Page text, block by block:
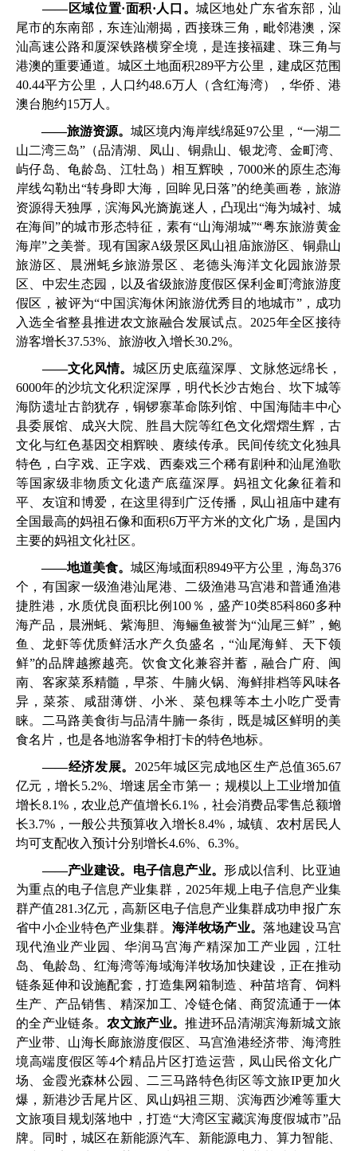
——区域位置·面积·人口。城区地处广东省东部，汕
尾市的东南部，东连汕潮揭，西接珠三角，毗邻港澳，深
汕高速公路和厦深铁路横穿全境，是连接福建、珠三角与
港澳的重要通道。城区土地面积289平方公里，建成区范围
40.44平方公里，人口约48.6万人（含红海湾），华侨、港
澳台胞约15万人。
——旅游资源。城区境内海岸线绵延97公里，“一湖二
山二湾三岛”（品清湖、凤山、铜鼎山、银龙湾、金町湾、
屿仔岛、龟龄岛、江牡岛）相互辉映，7000米的原生态海
岸线勾勒出“转身即大海，回眸见日落”的绝美画卷，旅游
资源得天独厚，滨海风光旖旎迷人，凸现出“海为城衬、城
在海间”的城市形态特征，素有“山海湖城”“粤东旅游黄金
海岸”之美誉。现有国家A级景区凤山祖庙旅游区、铜鼎山
旅游区、晨洲蚝乡旅游景区、老德头海洋文化园旅游景
区、中宏生态园，以及省级旅游度假区保利金町湾旅游度
假区，被评为“中国滨海休闲旅游优秀目的地城市”，成功
入选全省整县推进农文旅融合发展试点。2025年全区接待
游客增长37.53%、旅游收入增长30.2%。
——文化风情。 城区历史底蕴深厚、文脉悠远绵长，
6000年的沙坑文化积淀深厚，明代长沙古炮台、坎下城等
海防遗址古韵犹存，铜锣寨革命陈列馆、中国海陆丰中心
县委展馆、成兴大院、胜昌大院等红色文化熠熠生辉，古
文化与红色基因交相辉映、赓续传承。民间传统文化独具
特色，白字戏、正字戏、西秦戏三个稀有剧种和汕尾渔歌
等国家级非物质文化遗产底蕴深厚。妈祖文化象征着和
平、友谊和博爱，在这里得到广泛传播，凤山祖庙中建有
全国最高的妈祖石像和面积6万平方米的文化广场，是国内
主要的妈祖文化社区。
——地道美食。 城区海域面积8949平方公里，海岛376
个，有国家一级渔港汕尾港、二级渔港马宫港和普通渔港
捷胜港，水质优良面积比例100％，盛产10类85科860多种
海产品，晨洲蚝、紫海胆、海鲡鱼被誉为“汕尾三鲜”，鲍
鱼、龙虾等优质鲜活水产久负盛名，“汕尾海鲜、天下领
鲜”的品牌越擦越亮。饮食文化兼容并蓄，融合广府、闽
南、客家菜系精髓，早茶、牛腩火锅、海鲜排档等风味各
异，菜茶、咸甜薄饼、小米、菜包粿等本土小吃广受青
睐。二马路美食街与品清牛腩一条街，既是城区鲜明的美
食名片，也是各地游客争相打卡的特色地标。
——经济发展。 2025年城区完成地区生产总值365.67
亿元，增长5.2%、增速居全市第一；规模以上工业增加值
增长8.1%，农业总产值增长6.1%，社会消费品零售总额增
长3.7%，一般公共预算收入增长8.4%，城镇、农村居民人
均可支配收入预计分别增长4.6%、6.3%。
——产业建设。电子信息产业。形成以信利、比亚迪
为重点的电子信息产业集群，2025年规上电子信息产业集
群产值281.3亿元，高新区电子信息产业集群成功申报广东
省中小企业特色产业集群。 海洋牧场产业。落地建设马宫
现代渔业产业园、华润马宫海产精深加工产业园，江牡
岛、龟龄岛、红海湾等海域海洋牧场加快建设，正在推动
链条延伸和设施配套，打造集网箱制造、种苗培育、饲料
生产、产品销售、精深加工、冷链仓储、商贸流通于一体
的全产业链条。农文旅产业。推进环品清湖滨海新城文旅
产业带、山海长廊旅游度假区、马宫渔港经济带、海湾胜
境高端度假区等4个精品片区打造运营，凤山民俗文化广
场、金霞光森林公园、二三马路特色街区等文旅IP更加火
爆，新港沙舌尾片区、凤山妈祖三期、滨海西沙滩等重大
文旅项目规划落地中，打造“大湾区宝藏滨海度假城市”品
牌。同时，城区在新能源汽车、新能源电力、算力智能、